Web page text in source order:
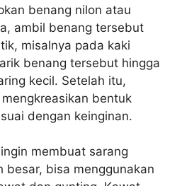
benang nilon atau
ambil benang tersebut
misalnya pada kaki
benang tersebut hingga
kecil. Setelah itu,
bentuk
dengan keinginan.
membuat sarang
besar, bisa menggunakan